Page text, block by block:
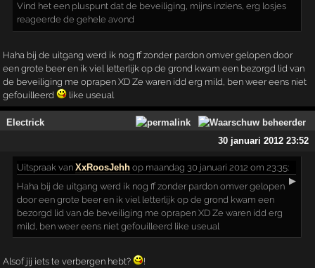
Vind het een pluspunt dat de beveiliging, mijns inziens, erg losjes
reageerde de gehele avond
Haha bij de uitgang werd ik nog ff zonder pardon omver gelopen door
een grote beer en ik viel letterlijk op de grond kwam een bezorgd lid van
de beveiliging me oprapen XD Ze waren idd erg mild, ben weer eens niet
gefouilleerd
like useual
Electrick
30 januari 2012 23:52
Uitspraak vanXxRoosJehh op maandag 30 januari 2012 om 23:35:
▶
Haha bij de uitgang werd ik nog ff zonder pardon omver gelopen
door een grote beer en ik viel letterlijk op de grond kwam een
bezorgd lid van de beveiliging me oprapen XD Ze waren idd erg
mild, ben weer eens niet gefouilleerd like useual
Alsof jij iets te verbergen hebt? !